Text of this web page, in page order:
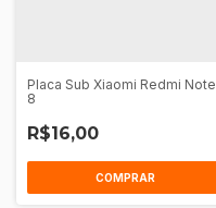
Placa Sub Xiaomi Redmi Note
8
R$16,00